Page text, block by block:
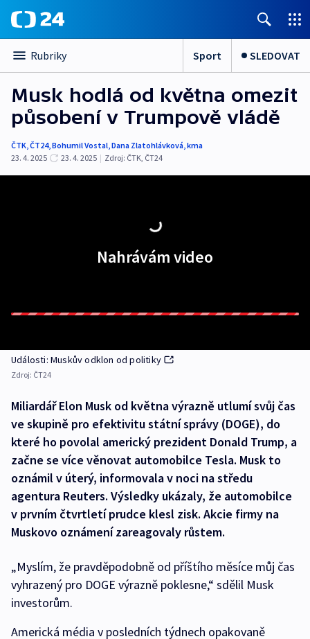
Rubriky Sport SLEDOVAT
Musk hodlá od května omezit
působení v Trumpově vládě
ČTK,ČT24,Bohumil Vostal,Dana Zlatohlávková,kma
23. 4. 2025
23. 4. 2025 | Zdroj: ČTK, ČT24
Nahrávám video
Události: Muskův odklon od politiky
Zdroj: ČT24
Miliardář Elon Musk od května výrazně utlumí svůj čas
ve skupině pro efektivitu státní správy (DOGE), do
které ho povolal americký prezident Donald Trump, a
začne se více věnovat automobilce Tesla. Musk to
oznámil v úterý, informovala v noci na středu
agentura Reuters. Výsledky ukázaly, že automobilce
v prvním čtvrtletí prudce klesl zisk. Akcie firmy na
Muskovo oznámení zareagovaly růstem.
„Myslím, že pravděpodobně od příštího měsíce můj čas
vyhrazený pro DOGE výrazně poklesne,“ sdělil Musk
investorům.
Americká média v posledních týdnech opakovaně